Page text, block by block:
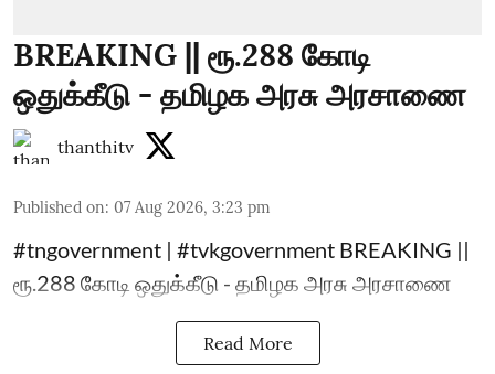
BREAKING || ரூ.288 கோடி
ஒதுக்கீடு - தமிழக அரசு அரசாணை
thanthitv
Published on: 07 Aug 2026, 3:23 pm
#tngovernment | #tvkgovernment BREAKING ||
ரூ.288 கோடி ஒதுக்கீடு - தமிழக அரசு அரசாணை
Read More